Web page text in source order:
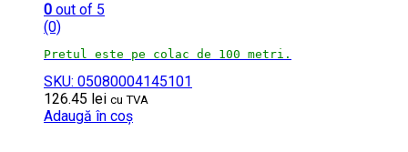
0 out of 5
(0)
Pretul este pe colac de 100 metri.
SKU: 05080004145101
126.45 lei cu TVA
Adaugă în coș